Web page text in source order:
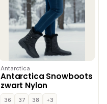
Antarctica
Antarctica Snowboots
zwart Nylon
36 37 38
+3